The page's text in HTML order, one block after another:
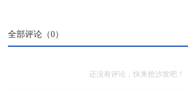
全部评论（0）
还没有评论，快来抢沙发吧！